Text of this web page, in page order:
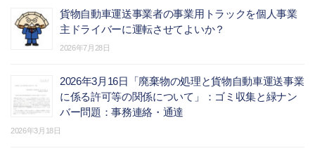
貨物自動車運送事業者の事業用トラックを個人事業
主ドライバーに運転させてよいか？
2026年7月28日
2026年3月16日「廃棄物の処理と貨物自動車運送事業
に係る許可等の関係について」：ゴミ収集と緑ナン
バー問題：事務連絡・通達
2026年3月18日